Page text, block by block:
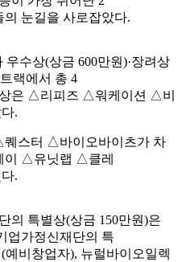
눈길을 사로잡았다.
수상(상금 600만원)·장려상
랙에서 총 4
은 △리피즈 △워케이션 △비
.
스터 △바이오바이츠가 차
이 △유닛랩 △클레
.
의 특별상(상금 150만원)은
업가정신재단의 특
비창업자), 뉴럴바이오일렉